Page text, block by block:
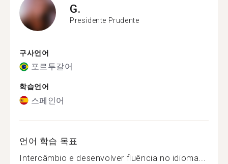
G.
Presidente Prudente
구사언어
포르투갈어
학습언어
스페인어
언어 학습 목표
Intercâmbio e desenvolver fluência no idioma...